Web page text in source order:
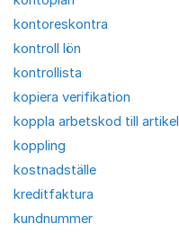
kontoreskontra
kontroll lön
kontrollista
kopiera verifikation
koppla arbetskod till artikel
koppling
kostnadställe
kreditfaktura
kundnummer